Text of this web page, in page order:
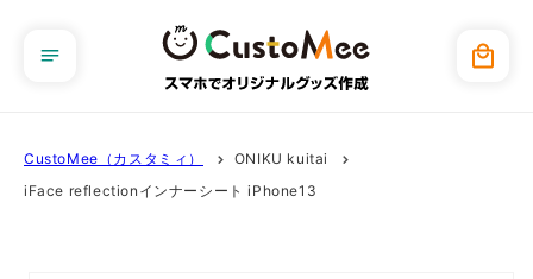
進む
ー
CustoMee（カスタミィ）
ONIKU kuitai
iFace reflectionインナーシート iPhone13